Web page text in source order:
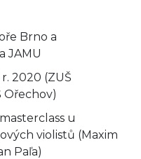
Brno a
JAMU
2020 (ZUŠ
Ořechov)
u
violistů (Maxim
Paľa)